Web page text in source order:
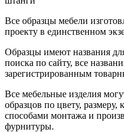
Все образцы мебели
проекту в единственном
Образцы имеют названия
поиска по сайту, все
зарегистрированным
Все мебельные изделия
образцов по цвету,
способами монтажа и
фурнитуры.